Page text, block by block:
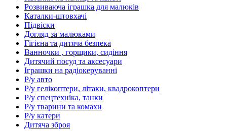
Розвиваюча іграшка для малюків
Каталки-штовхачі
Підвіски
Догляд за малюками
Гігієна та дитяча безпека
Ванночки , горщики, сидіння
Дитячий посуд та аксесуари
Іграшки на радіокеруванні
Р/у авто
Р/у гелікоптери, літаки, квадрокоптери
Р/у спецтехніка, танки
Р/у тварини та комахи
Р/у катери
Дитяча зброя